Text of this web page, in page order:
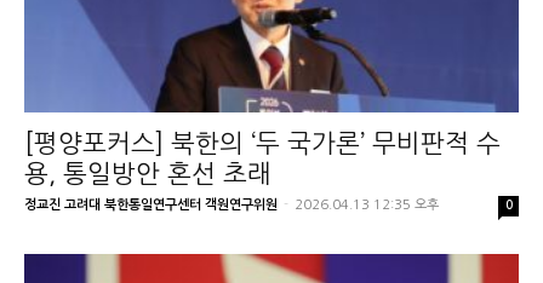
[평양포커스] 북한의 ‘두 국가론’ 무비판적 수
용, 통일방안 혼선 초래
정교진 고려대 북한통일연구센터 객원연구위원 - 2026.04.13 12:35 오후 0